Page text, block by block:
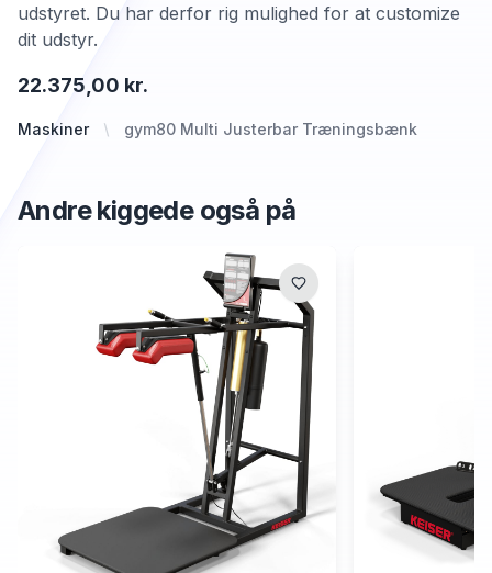
Maskiner gym80 Multi Justerbar Træningsbænk
22.375,00 kr.
udstyret. Du har derfor rig mulighed for at customize
dit udstyr.
Andre kiggede også på